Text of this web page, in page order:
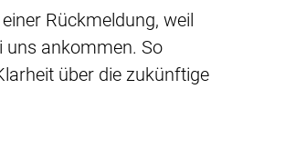
Rückmeldung, weil
uns ankommen. So
über die zukünftige